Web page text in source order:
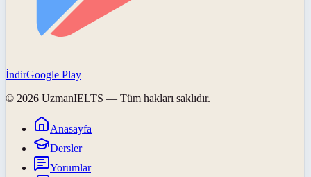
İndirGoogle Play
© 2026 UzmanIELTS — Tüm hakları saklıdır.
Anasayfa
Dersler
Yorumlar